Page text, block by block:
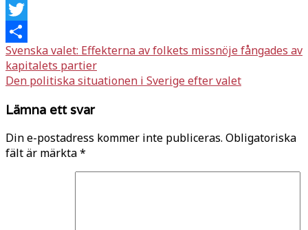
Facebook
Twitter
Dela
Inläggsnavigering
Svenska valet: Effekterna av folkets missnöje fångades av
kapitalets partier
Den politiska situationen i Sverige efter valet
Lämna ett svar
Din e-postadress kommer inte publiceras. Obligatoriska
fält är märkta*